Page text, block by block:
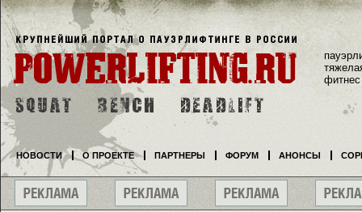
фитнес
НОВОСТИ О ПРОЕКТЕ ПАРТНЕРЫ ФОРУМ АНОНСЫ